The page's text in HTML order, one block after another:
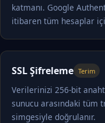
katmanı. Google
itibaren tüm hesaplar
SSL Şifreleme Terim
Verilerinizi 256-bit
sunucu arasındaki tüm
simgesiyle doğrulanır.